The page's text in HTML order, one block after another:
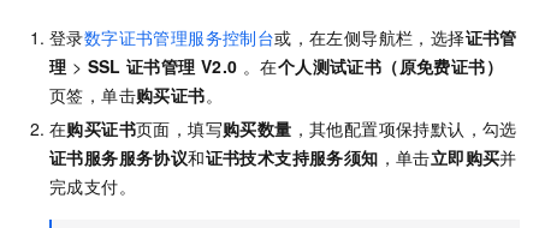
登录数字证书管理服务控制台或，在左侧导航栏，选择证书管
理 > SSL 证书管理 V2.0 。在个人测试证书（原免费证书）
页签，单击购买证书。
在购买证书页面，填写购买数量 ，其他配置项保持默认，勾选
证书服务服务协议和证书技术支持服务须知 ，单击立即购买并
完成支付。